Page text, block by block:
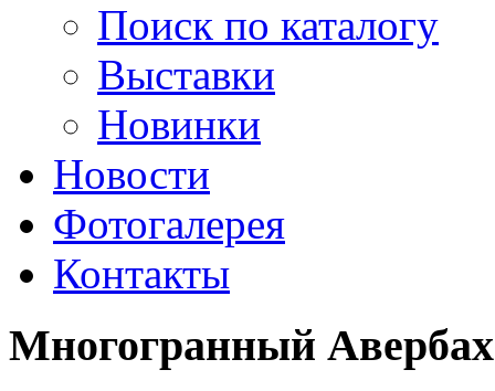
Поиск по каталогу
Выставки
Новинки
Новости
Фотогалерея
Контакты
Многогранный Авербах